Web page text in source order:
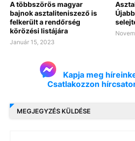
A többszörös magyar
bajnok asztaliteniszező is
felkerült a rendőrség
körözési listájára
Január 15, 2023
Kapja meg
Csatlakozzon
MEGJEGYZÉS KÜLDÉSE